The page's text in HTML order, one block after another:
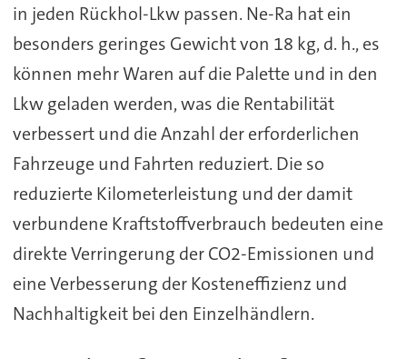
in jeden Rückhol-Lkw passen. Ne-Ra hat ein
besonders geringes Gewicht von 18 kg, d. h., es
können mehr Waren auf die Palette und in den
Lkw geladen werden, was die Rentabilität
verbessert und die Anzahl der erforderlichen
Fahrzeuge und Fahrten reduziert. Die so
reduzierte Kilometerleistung und der damit
verbundene Kraftstoffverbrauch bedeuten eine
direkte Verringerung der CO2-Emissionen und
eine Verbesserung der Kosteneffizienz und
Nachhaltigkeit bei den Einzelhändlern.